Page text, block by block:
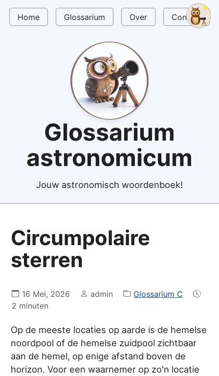
Home Glossarium Over Contact
Glossarium
astronomicum
Jouw astronomisch woordenboek!
Circumpolaire
sterren
16 Mei, 2026 admin
Glossarium C
2 minuten
Op de meeste locaties op aarde is de hemelse
noordpool of de hemelse zuidpool zichtbaar
aan de hemel, op enige afstand boven de
horizon. Voor een waarnemer op zo'n locatie